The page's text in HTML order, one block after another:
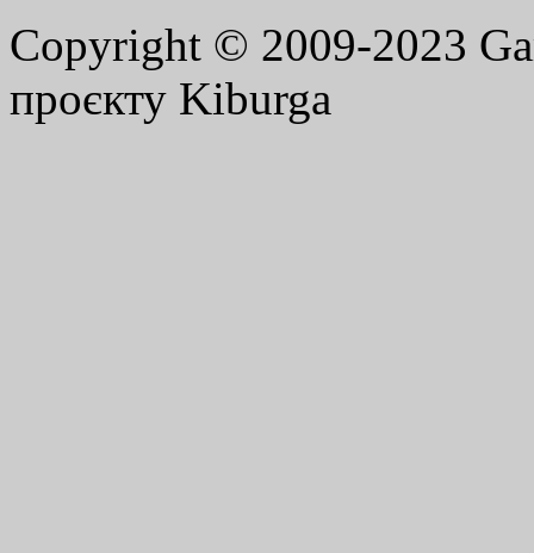
Copyright © 2009-2023
проєкту Kiburga